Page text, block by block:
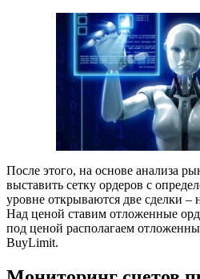
После этого, на основе анализа
выставить сетку ордеров с
уровне открываются две сделки –
Над ценой ставим отложенные
под ценой располагаем
BuyLimit.